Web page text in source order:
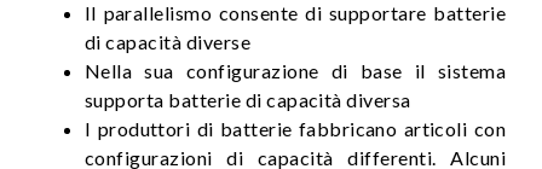
Il parallelismo consente di supportare batterie
di capacità diverse
Nella sua configurazione di base il sistema
supporta batterie di capacità diversa
I produttori di batterie fabbricano articoli con
configurazioni di capacità differenti. Alcuni